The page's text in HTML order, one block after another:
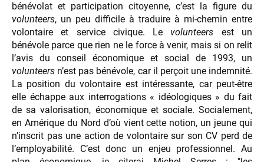
bénévolat et participation citoyenne, c’est la figure du
volunteers, un peu difficile à traduire à mi-chemin entre
volontaire et service civique. Le volunteers est un
bénévole parce que rien ne le force à venir, mais si on relit
l’avis du conseil économique et social de 1993, un
volunteers n’est pas bénévole, car il perçoit une indemnité.
La position du volontaire est intéressante, car peut-être
elle échappe aux interrogations « idéologiques » du fait
de sa valorisation, économique et sociale. Socialement,
en Amérique du Nord d’où vient cette notion, un jeune qui
n’inscrit pas une action de volontaire sur son CV perd de
l’employabilité. C’est donc un enjeu professionnel. Au